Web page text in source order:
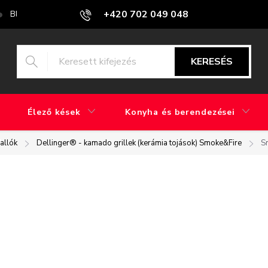
+420 702 049 048
Blog Mi a különbség a gyári csiszolás és a kézi csiszolás között?
KERESÉS
Élező kések Konyha és berendezései
Dellinger® - kamado grillek (kerámia tojások) Smoke&Fire